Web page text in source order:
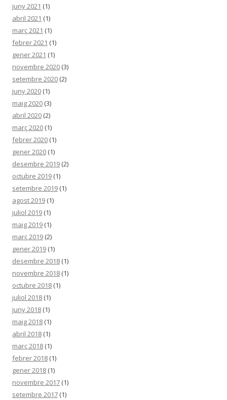
juny 2021 (1)
abril 2021 (1)
març 2021 (1)
febrer 2021 (1)
gener 2021 (1)
novembre 2020 (3)
setembre 2020 (2)
juny 2020 (1)
maig 2020 (3)
abril 2020 (2)
març 2020 (1)
febrer 2020 (1)
gener 2020 (1)
desembre 2019 (2)
octubre 2019 (1)
setembre 2019 (1)
agost 2019 (1)
juliol 2019 (1)
maig 2019 (1)
març 2019 (2)
gener 2019 (1)
desembre 2018 (1)
novembre 2018 (1)
octubre 2018 (1)
juliol 2018 (1)
juny 2018 (1)
maig 2018 (1)
abril 2018 (1)
març 2018 (1)
febrer 2018 (1)
gener 2018 (1)
novembre 2017 (1)
setembre 2017 (1)